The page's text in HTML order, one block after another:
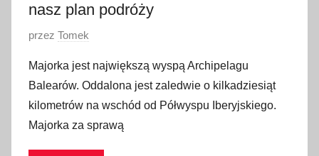
7nasz plan podróży
O
u
b
l
i
przez Tomek
Majorka jest największą wyspą Archipelagu
Balearów. Oddalona jest zaledwie o kilkadziesiąt
kilometrów na wschód od Półwyspu Iberyjskiego.
Majorka za sprawą